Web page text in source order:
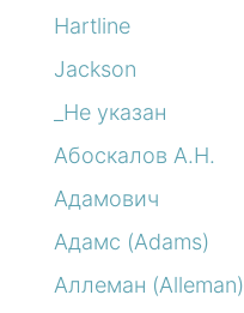
Hartline
Jackson
_Не указан
Абоскалов А.Н.
Адамович
Адамс (Adams)
Аллеман (Alleman)